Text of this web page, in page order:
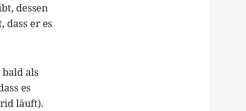
dessen
er es
als
es
läuft).